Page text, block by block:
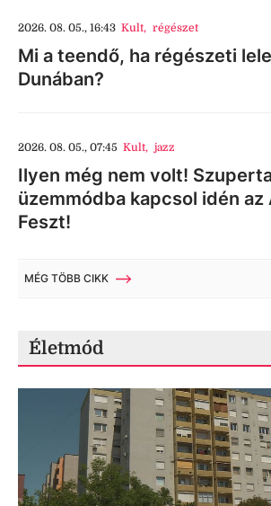
2026. 08. 05., 16:43 Kult, régészet
Mi a teendő, ha régészeti
Dunában?
2026. 08. 05., 07:45 Kult, jazz
Ilyen még nem volt!
üzemmódba kapcsol idén az
Feszt!
MÉG TÖBB CIKK
Életmód